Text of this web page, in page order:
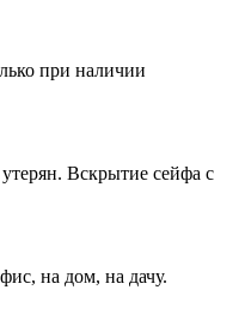
при наличии
Вскрытие сейфа с
на дом, на дачу.